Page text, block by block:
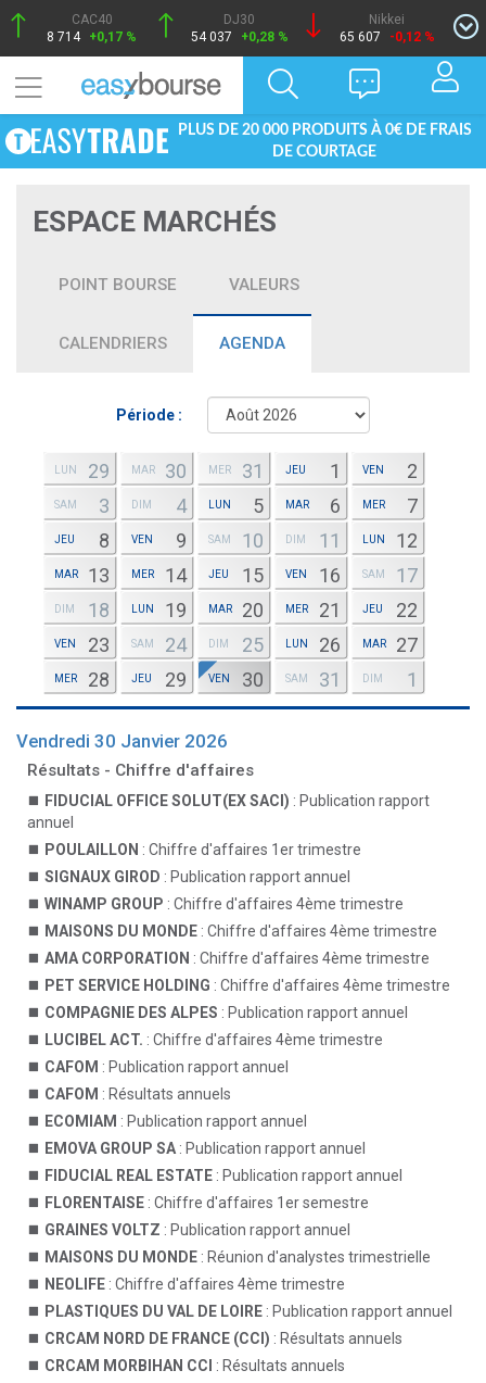
CAC40
8 714 +0,17 %
DJ30
54 037
+0,28 %
Nikkei
65 607
-0,12 %
PLUS DE 20 000 PRODUITS À 0€ DE FRAIS
DE COURTAGE
ESPACE MARCHÉS
POINT BOURSE VALEURS
CALENDRIERS AGENDA
Période :
LUN 29 MAR 30 MER 31 JEU 1 VEN 2
SAM 3 DIM 4 LUN 5 MAR 6 MER 7
JEU 8 VEN 9 SAM 10 DIM 11 LUN 12
MAR 13 MER 14 JEU 15 VEN 16 SAM 17
DIM 18 LUN 19 MAR 20 MER 21 JEU 22
VEN 23 SAM 24 DIM 25 LUN 26 MAR 27
MER 28 JEU 29 VEN 30 SAM 31 DIM 1
Vendredi 30 Janvier 2026
Résultats - Chiffre d'affaires
FIDUCIAL OFFICE SOLUT(EX SACI) : Publication rapport
annuel
POULAILLON : Chiffre d'affaires 1er trimestre
SIGNAUX GIROD : Publication rapport annuel
WINAMP GROUP : Chiffre d'affaires 4ème trimestre
MAISONS DU MONDE : Chiffre d'affaires 4ème trimestre
AMA CORPORATION : Chiffre d'affaires 4ème trimestre
PET SERVICE HOLDING : Chiffre d'affaires 4ème trimestre
COMPAGNIE DES ALPES : Publication rapport annuel
LUCIBEL ACT. : Chiffre d'affaires 4ème trimestre
CAFOM : Publication rapport annuel
CAFOM : Résultats annuels
ECOMIAM : Publication rapport annuel
EMOVA GROUP SA : Publication rapport annuel
FIDUCIAL REAL ESTATE : Publication rapport annuel
FLORENTAISE : Chiffre d'affaires 1er semestre
GRAINES VOLTZ : Publication rapport annuel
MAISONS DU MONDE : Réunion d'analystes trimestrielle
NEOLIFE : Chiffre d'affaires 4ème trimestre
PLASTIQUES DU VAL DE LOIRE : Publication rapport annuel
CRCAM NORD DE FRANCE (CCI) : Résultats annuels
CRCAM MORBIHAN CCI : Résultats annuels